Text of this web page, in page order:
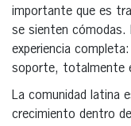
importante que es
se sienten cómodas.
experiencia
soporte, totalmente
La comunidad latina
crecimiento dentro